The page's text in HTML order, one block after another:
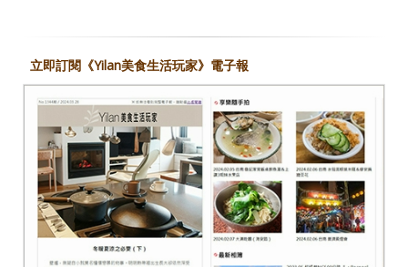
立即訂閱《Yilan美食生活玩家》電子報